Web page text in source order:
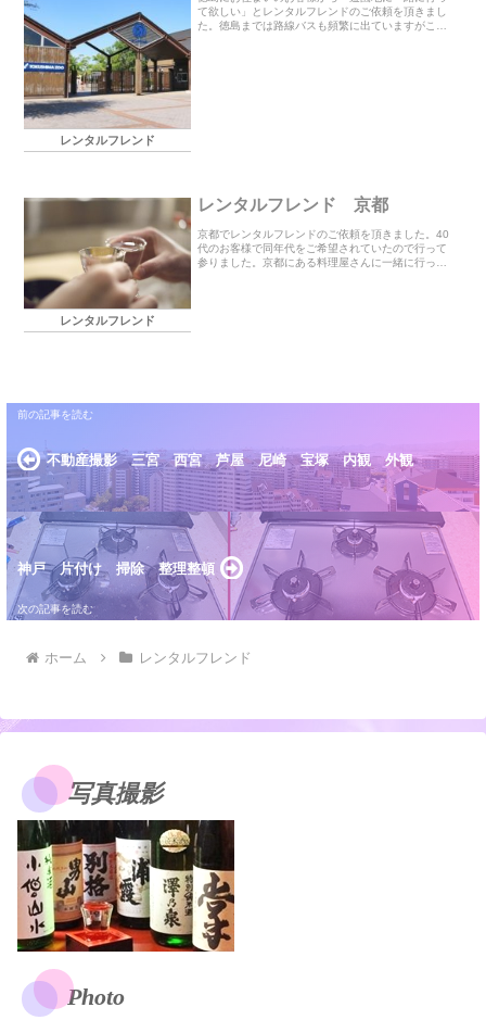
レンタルフレンド
て欲しい」とレンタルフレンドのご依頼を頂きまし
た。徳島までは路線バスも頻繁に出ていますがこの
レンタルフレンド
レンタルフレンド 京都
京都でレンタルフレンドのご依頼を頂きました。40
代のお客様で同年代をご希望されていたので行って
参りました。京都にある料理屋さんに一緒に行って
不動産撮影 三宮 西宮 芦屋 尼崎 宝塚 内観 外観
神戸 片付け 掃除 整理整頓
ホーム レンタルフレンド
写真撮影
Photo